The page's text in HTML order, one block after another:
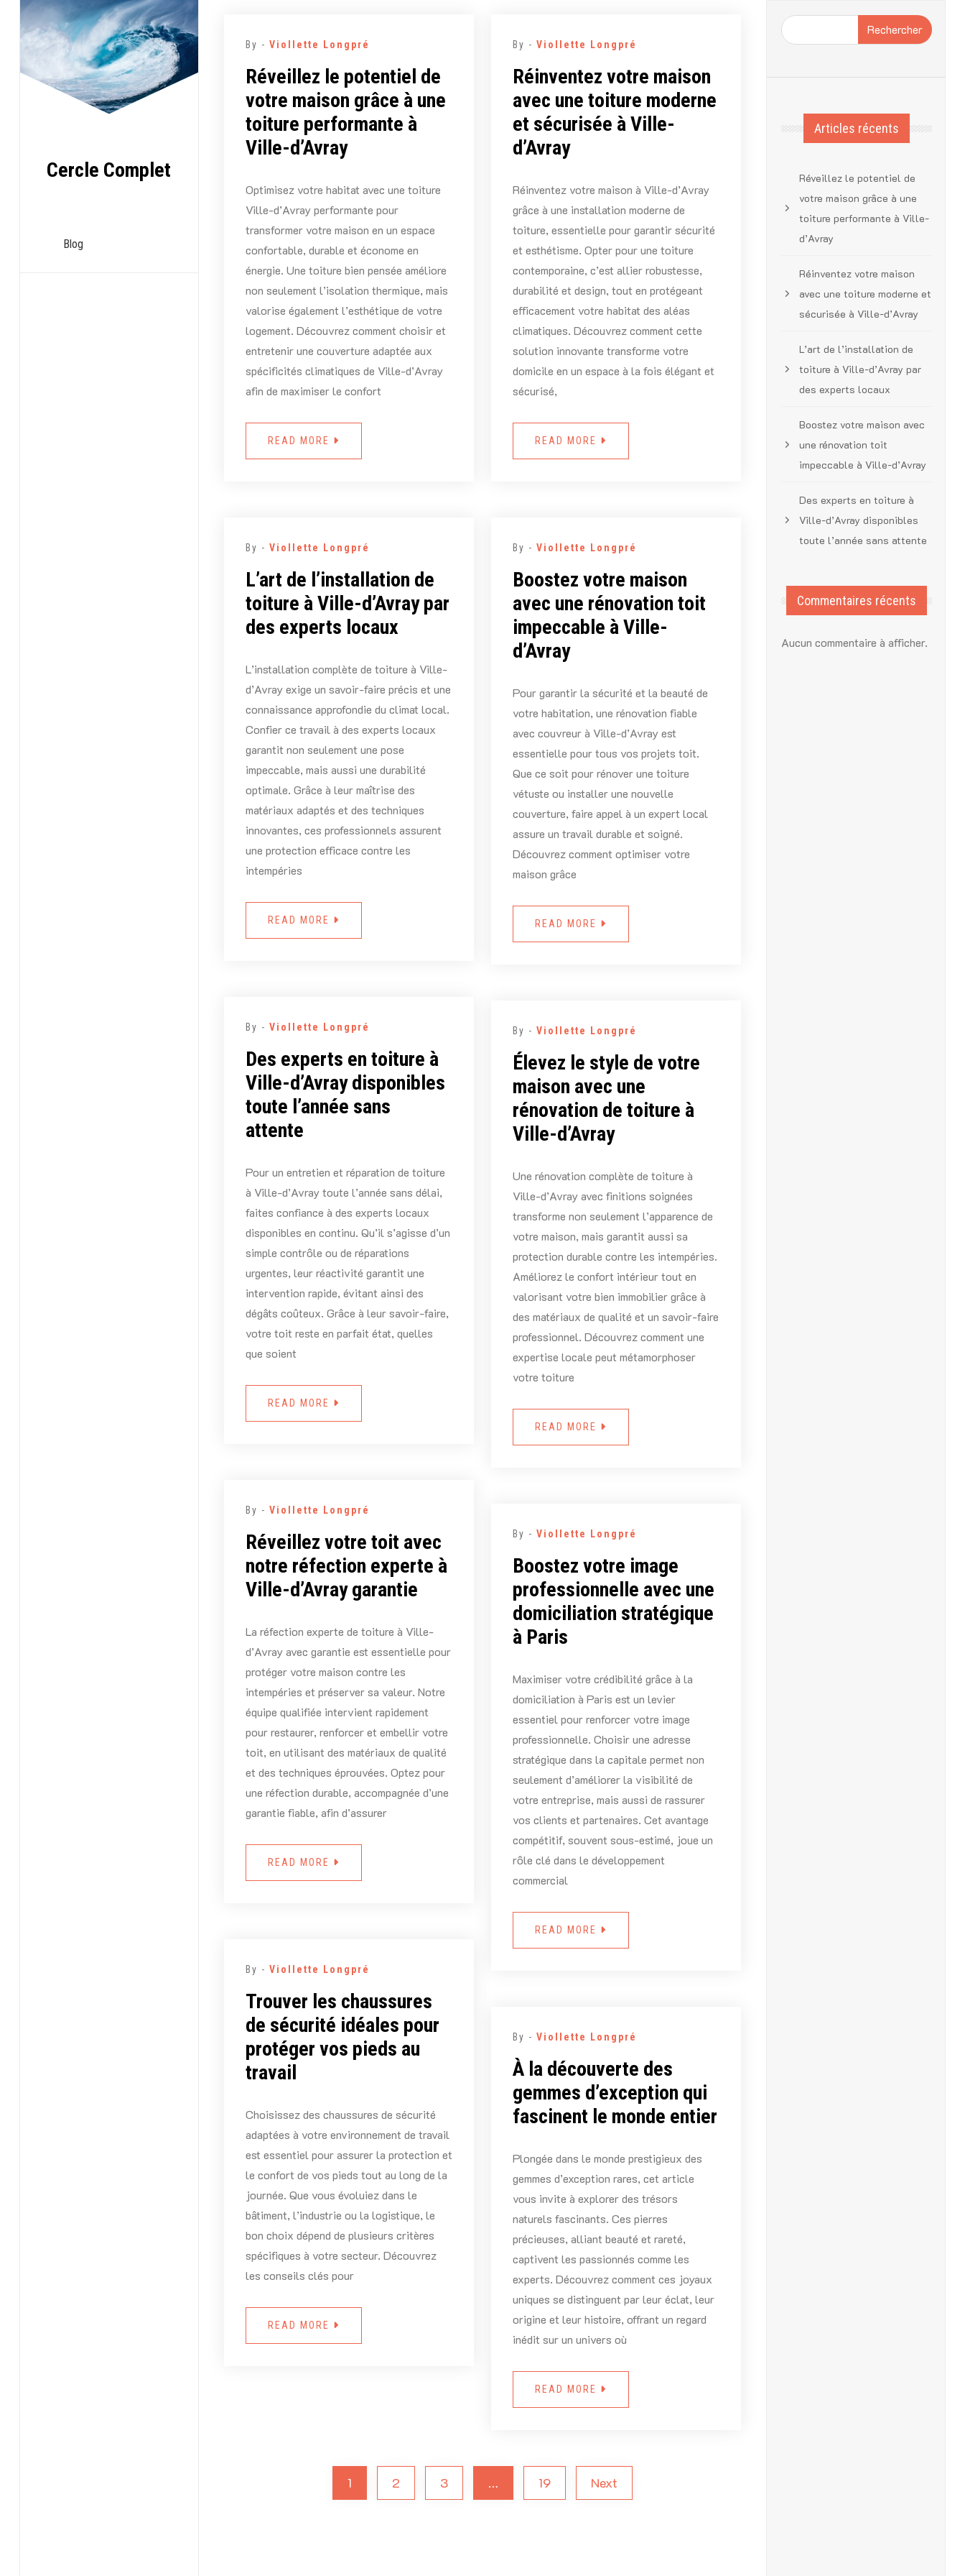
Aller
Cercle Complet
Blog
By - Viollette Longpré
Réveillez le potentiel de
votre maison grâce à une
toiture performante à
Ville-d’Avray
Optimisez votre habitat avec une toiture
Ville-d’Avray performante pour
transformer votre maison en un espace
confortable, durable et économe en
énergie. Une toiture bien pensée améliore
non seulement l’isolation thermique, mais
valorise également l’esthétique de votre
logement. Découvrez comment choisir et
entretenir une couverture adaptée aux
spécificités climatiques de Ville-d’Avray
afin de maximiser le confort
READ MORE
By - Viollette Longpré
Réinventez votre maison
avec une toiture moderne
et sécurisée à Ville-
d’Avray
Réinventez votre maison à Ville-d’Avray
grâce à une installation moderne de
toiture, essentielle pour garantir sécurité
et esthétisme. Opter pour une toiture
contemporaine, c’est allier robustesse,
durabilité et design, tout en protégeant
efficacement votre habitat des aléas
climatiques. Découvrez comment cette
solution innovante transforme votre
domicile en un espace à la fois élégant et
sécurisé,
READ MORE
By - Viollette Longpré
L’art de l’installation de
toiture à Ville-d’Avray par
des experts locaux
L’installation complète de toiture à Ville-
d’Avray exige un savoir-faire précis et une
connaissance approfondie du climat local.
Confier ce travail à des experts locaux
garantit non seulement une pose
impeccable, mais aussi une durabilité
optimale. Grâce à leur maîtrise des
matériaux adaptés et des techniques
innovantes, ces professionnels assurent
une protection efficace contre les
intempéries
READ MORE
By - Viollette Longpré
Boostez votre maison
avec une rénovation toit
impeccable à Ville-
d’Avray
Pour garantir la sécurité et la beauté de
votre habitation, une rénovation fiable
avec couvreur à Ville-d’Avray est
essentielle pour tous vos projets toit.
Que ce soit pour rénover une toiture
vétuste ou installer une nouvelle
couverture, faire appel à un expert local
assure un travail durable et soigné.
Découvrez comment optimiser votre
maison grâce
READ MORE
By - Viollette Longpré
Des experts en toiture à
Ville-d’Avray disponibles
toute l’année sans
attente
Pour un entretien et réparation de toiture
à Ville-d’Avray toute l’année sans délai,
faites confiance à des experts locaux
disponibles en continu. Qu’il s’agisse d’un
simple contrôle ou de réparations
urgentes, leur réactivité garantit une
intervention rapide, évitant ainsi des
dégâts coûteux. Grâce à leur savoir-faire,
votre toit reste en parfait état, quelles
que soient
READ MORE
By - Viollette Longpré
Élevez le style de votre
maison avec une
rénovation de toiture à
Ville-d’Avray
Une rénovation complète de toiture à
Ville-d’Avray avec finitions soignées
transforme non seulement l’apparence de
votre maison, mais garantit aussi sa
protection durable contre les intempéries.
Améliorez le confort intérieur tout en
valorisant votre bien immobilier grâce à
des matériaux de qualité et un savoir-faire
professionnel. Découvrez comment une
expertise locale peut métamorphoser
votre toiture
READ MORE
By - Viollette Longpré
Réveillez votre toit avec
notre réfection experte à
Ville-d’Avray garantie
La réfection experte de toiture à Ville-
d’Avray avec garantie est essentielle pour
protéger votre maison contre les
intempéries et préserver sa valeur. Notre
équipe qualifiée intervient rapidement
pour restaurer, renforcer et embellir votre
toit, en utilisant des matériaux de qualité
et des techniques éprouvées. Optez pour
une réfection durable, accompagnée d’une
garantie fiable, afin d’assurer
READ MORE
By - Viollette Longpré
Boostez votre image
professionnelle avec une
domiciliation stratégique
à Paris
Maximiser votre crédibilité grâce à la
domiciliation à Paris est un levier
essentiel pour renforcer votre image
professionnelle. Choisir une adresse
stratégique dans la capitale permet non
seulement d’améliorer la visibilité de
votre entreprise, mais aussi de rassurer
vos clients et partenaires. Cet avantage
compétitif, souvent sous-estimé, joue un
rôle clé dans le développement
commercial
READ MORE
By - Viollette Longpré
Trouver les chaussures
de sécurité idéales pour
protéger vos pieds au
travail
Choisissez des chaussures de sécurité
adaptées à votre environnement de travail
est essentiel pour assurer la protection et
le confort de vos pieds tout au long de la
journée. Que vous évoluiez dans le
bâtiment, l’industrie ou la logistique, le
bon choix dépend de plusieurs critères
spécifiques à votre secteur. Découvrez
les conseils clés pour
READ MORE
By - Viollette Longpré
À la découverte des
gemmes d’exception qui
fascinent le monde entier
Plongée dans le monde prestigieux des
gemmes d’exception rares, cet article
vous invite à explorer des trésors
naturels fascinants. Ces pierres
précieuses, alliant beauté et rareté,
captivent les passionnés comme les
experts. Découvrez comment ces joyaux
uniques se distinguent par leur éclat, leur
origine et leur histoire, offrant un regard
inédit sur un univers où
READ MORE
1 2 3 … 19 Next
Rechercher
Articles récents
Réveillez le potentiel de
votre maison grâce à une
toiture performante à Ville-
d’Avray
Réinventez votre maison
avec une toiture moderne et
sécurisée à Ville-d’Avray
L’art de l’installation de
toiture à Ville-d’Avray par
des experts locaux
Boostez votre maison avec
une rénovation toit
impeccable à Ville-d’Avray
Des experts en toiture à
Ville-d’Avray disponibles
toute l’année sans attente
Commentaires récents
Aucun commentaire à afficher.